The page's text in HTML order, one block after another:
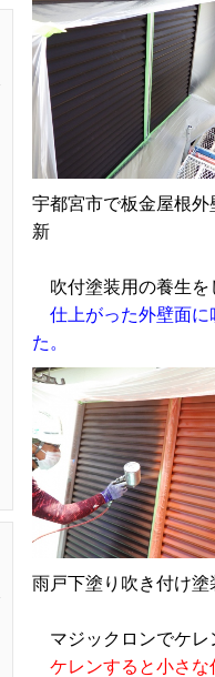
宇都宮市で板金
新
吹付塗装用の養生を
仕上がった外壁面
た。
雨戸下塗り吹き付け塗
マジックロンでケレ
ケレンすると小さな